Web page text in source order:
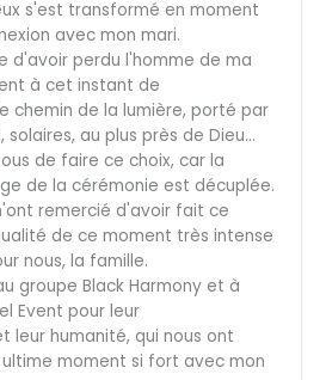
s'est transformé en moment
avec mon mari.
d'avoir perdu l'homme de ma
à cet instant de
chemin de la lumière, porté par
solaires, au plus près de Dieu…
de faire ce choix, car la
de la cérémonie est décuplée.
remercié d'avoir fait ce
de ce moment très intense
nous, la famille.
groupe Black Harmony et à
Event pour leur
leur humanité, qui nous ont
moment si fort avec mon